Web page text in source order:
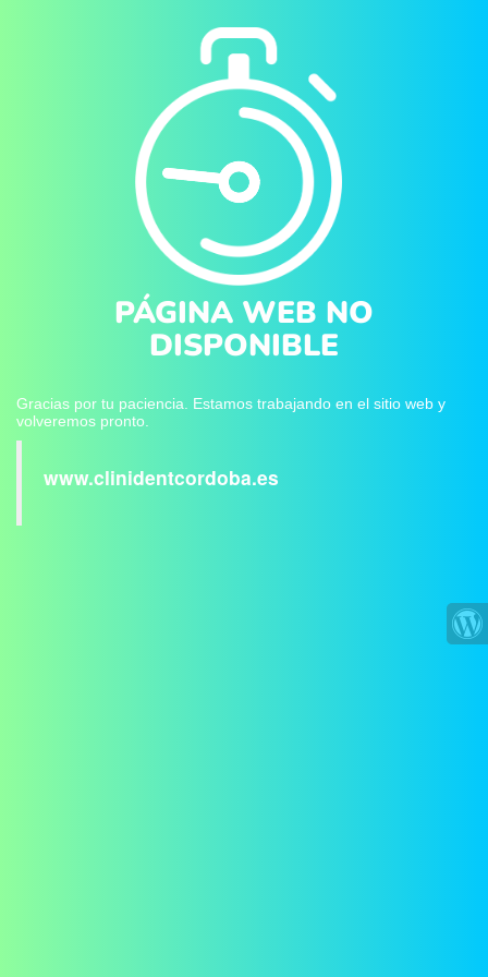
PÁGINA WEB NO
DISPONIBLE
Gracias por tu paciencia. Estamos trabajando en el sitio web y
volveremos pronto.
www.clinidentcordoba.es